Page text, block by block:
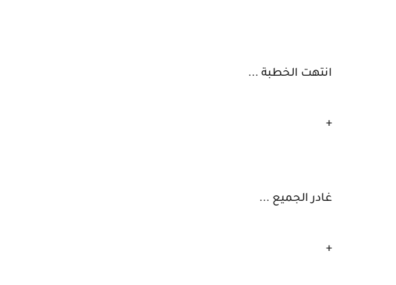
انتهت الخطبة ...
+
غادر الجميع ...
+